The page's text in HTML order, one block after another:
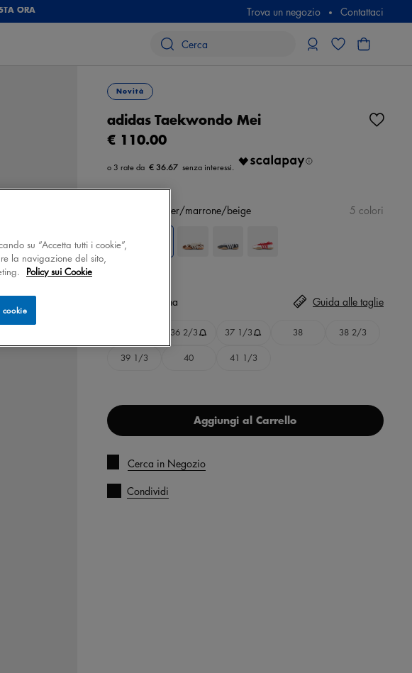
ORA Trova un negozio Contattaci
Novità
adidas Taekwondo Mei
€ 110.00
€ 36.67
animalier/marrone/beige 5 colori
Seleziona
36 2/3 37 1/3 38 38 2/3
39 1/3 40 41 1/3
Guida alle taglie
Aggiungi al Carrello
Cerca in Negozio
Condividi
su “Accetta tutti i cookie”,
la navigazione del sito,
Policy sui Cookie